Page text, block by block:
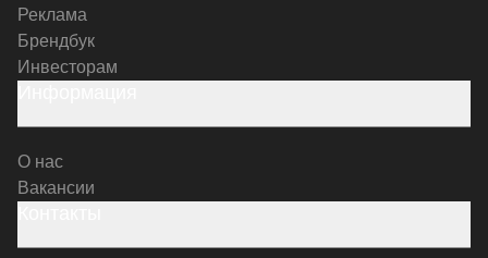
Реклама
Брендбук
Инвесторам
О нас
Вакансии